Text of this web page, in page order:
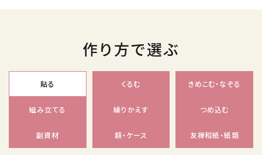
作り方で選ぶ
貼る くるむ きめこむ・なぞる
組み立てる 繰りかえす つめ込む
副資材 額・ケース 友禅和紙・紙類